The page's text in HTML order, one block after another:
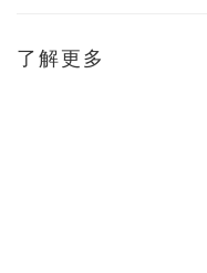
了解更多